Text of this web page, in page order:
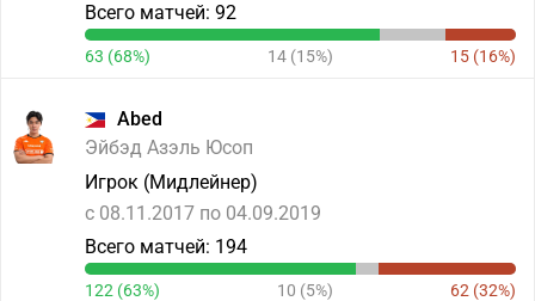
Всего матчей: 92
63 (68%) 14 (15%) 15 (16%)
Abed
Эйбэд Азэль Юсоп
Игрок (Мидлейнер)
c 08.11.2017 по 04.09.2019
Всего матчей: 194
122 (63%) 10 (5%) 62 (32%)